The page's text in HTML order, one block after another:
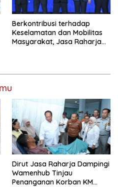
Berkontribusi terhadap
Keselamatan dan Mobilitas
Masyarakat, Jasa Raharja
Dirut Jasa Raharja Dampingi
Wamenhub Tinjau
Penanganan Korban KM